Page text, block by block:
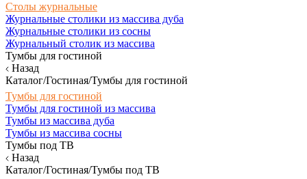
Столы журнальные
Журнальные столики из массива дуба
Журнальные столики из сосны
Журнальный столик из массива
Тумбы для гостиной
Назад
Каталог/Гостиная/Тумбы для гостиной
Тумбы для гостиной
Тумбы для гостиной из массива
Тумбы из массива дуба
Тумбы из массива сосны
Тумбы под ТВ
Назад
Каталог/Гостиная/Тумбы под ТВ